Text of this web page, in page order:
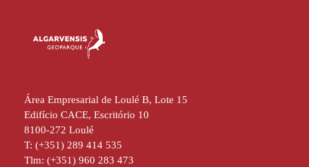
Área Empresarial de Loulé B, Lote 15
Edifício CACE, Escritório 10
8100-272 Loulé
T: (+351) 289 414 535
Tlm: (+351) 960 283 473